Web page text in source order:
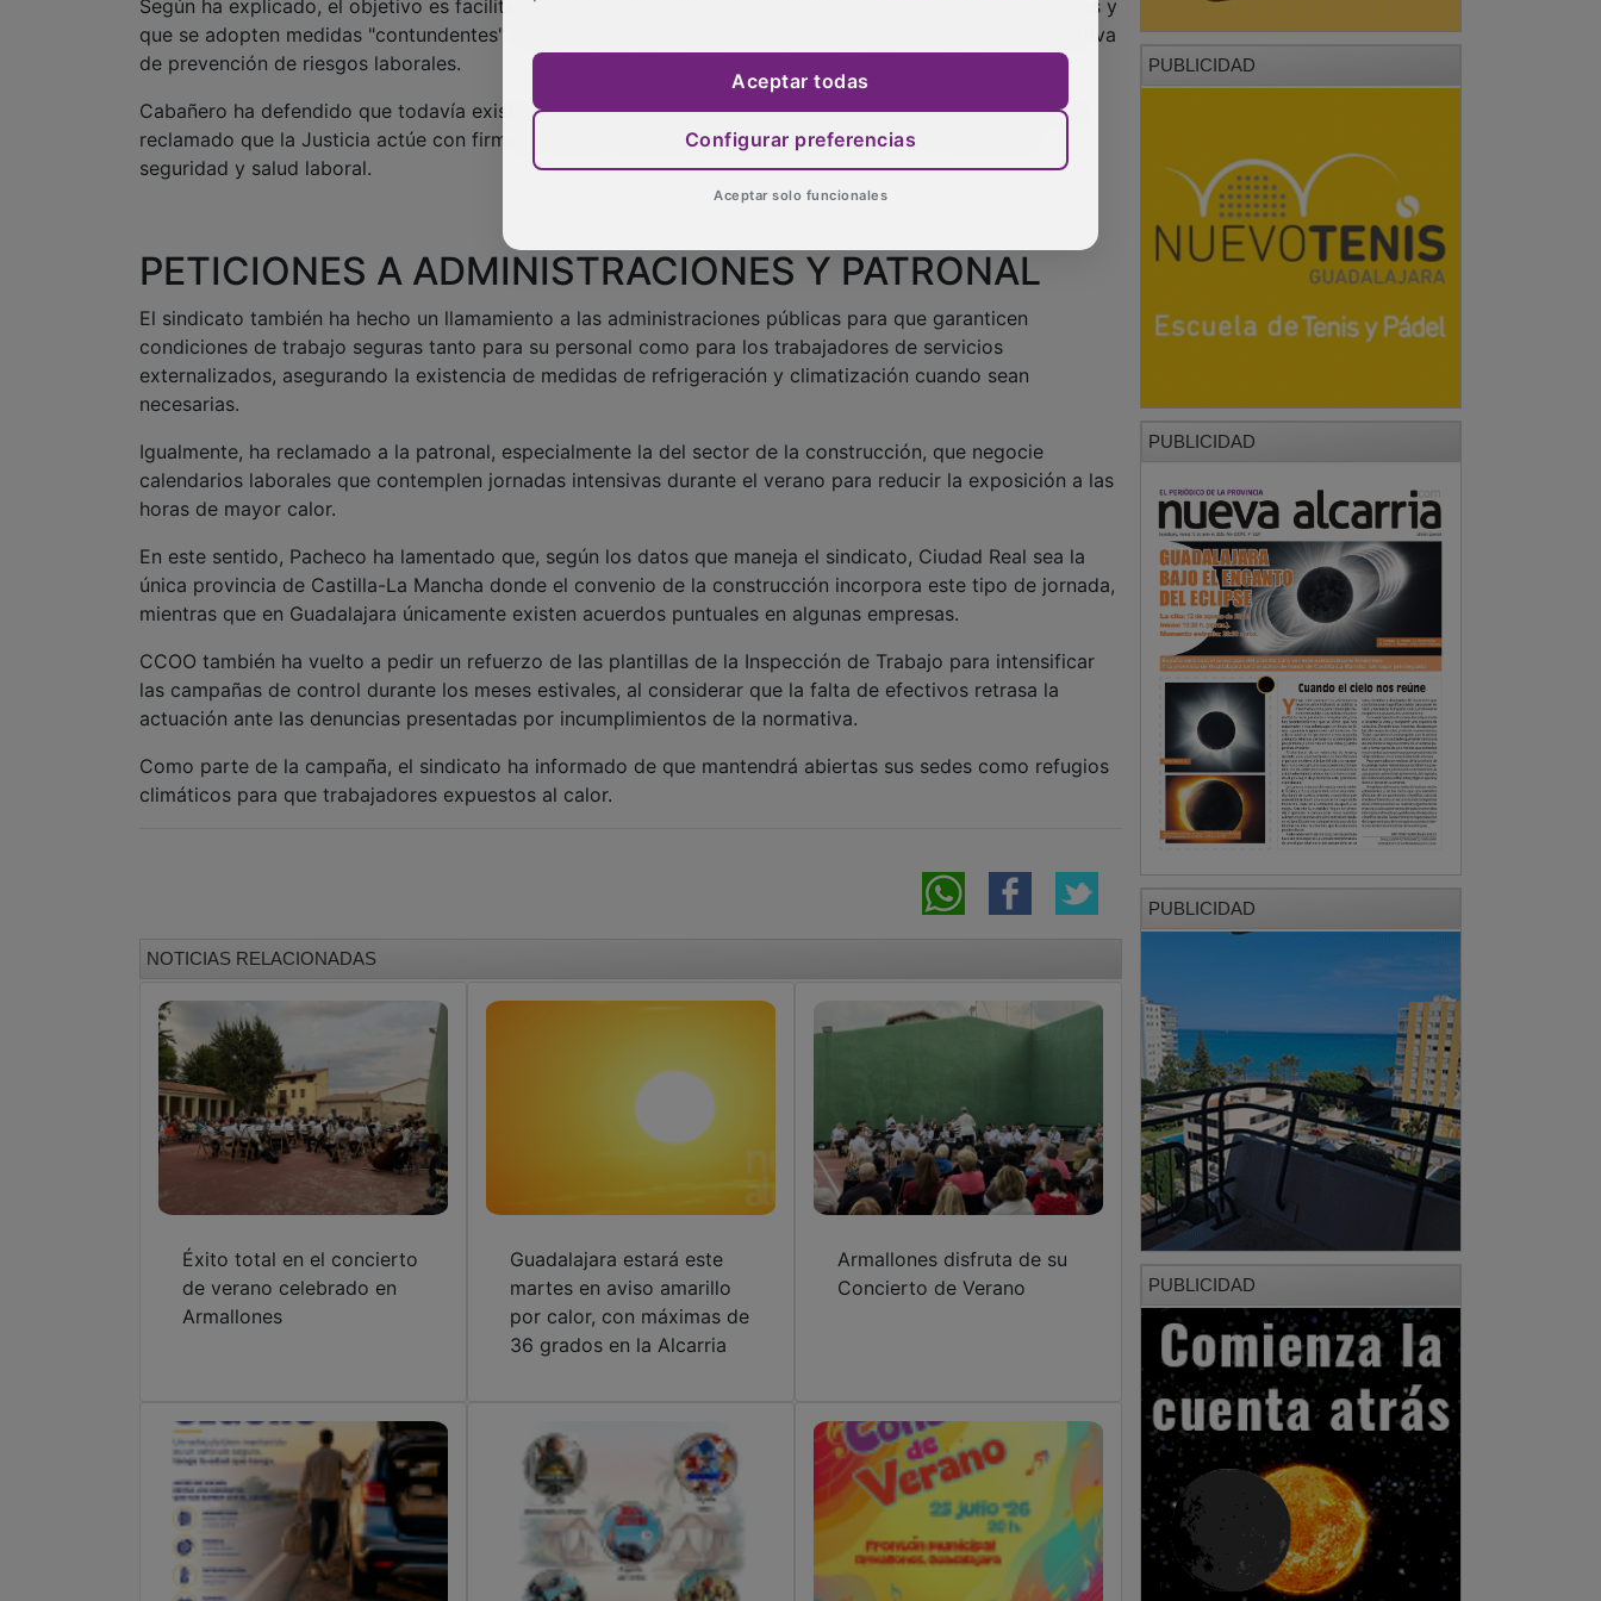
Según ha explicado, el objetivo es facilitar que la Fiscalía pueda actuar de oficio en este tipo de siniestros y
que se adopten medidas "contundentes" frente a empresas reincidentes en incumplimientos de la normativa
de prevención de riesgos laborales.
Cabañero ha defendido que todavía existe "mucha falta de cultura preventiva" en algunas empresas y ha
reclamado que la Justicia actúe con firmeza frente a quienes incumplen la legislación en materia de
seguridad y salud laboral.
PETICIONES A ADMINISTRACIONES Y PATRONAL
El sindicato también ha hecho un llamamiento a las administraciones públicas para que garanticen
condiciones de trabajo seguras tanto para su personal como para los trabajadores de servicios
externalizados, asegurando la existencia de medidas de refrigeración y climatización cuando sean
necesarias.
Igualmente, ha reclamado a la patronal, especialmente la del sector de la construcción, que negocie
calendarios laborales que contemplen jornadas intensivas durante el verano para reducir la exposición a las
horas de mayor calor.
En este sentido, Pacheco ha lamentado que, según los datos que maneja el sindicato, Ciudad Real sea la
única provincia de Castilla-La Mancha donde el convenio de la construcción incorpora este tipo de jornada,
mientras que en Guadalajara únicamente existen acuerdos puntuales en algunas empresas.
CCOO también ha vuelto a pedir un refuerzo de las plantillas de la Inspección de Trabajo para intensificar
las campañas de control durante los meses estivales, al considerar que la falta de efectivos retrasa la
actuación ante las denuncias presentadas por incumplimientos de la normativa.
Como parte de la campaña, el sindicato ha informado de que mantendrá abiertas sus sedes como refugios
climáticos para que trabajadores expuestos al calor.
NOTICIAS RELACIONADAS
Éxito total en el concierto
de verano celebrado en
Armallones
Guadalajara estará este
martes en aviso amarillo
por calor, con máximas de
36 grados en la Alcarria
Armallones disfruta de su
Concierto de Verano
PUBLICIDAD
PUBLICIDAD
PUBLICIDAD
PUBLICIDAD
Aceptar todas
Configurar preferencias
Aceptar solo funcionales